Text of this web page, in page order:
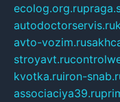
ecolog.org.ru
autodoctorservis.ru
avto-vozim.ru
stroyavt.ru
kvotka.ruiron-
associaciya39.ru